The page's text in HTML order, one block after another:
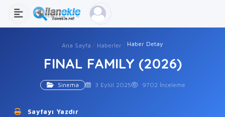
Ana Sayfa Haberler Haber Detay
FINAL FAMILY (2026)
Sinema 3 Eylül 2025 9702 İnceleme
Sayfayı Yazdır